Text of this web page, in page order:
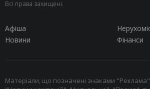
Всі права захищені.
Афіша
Новини
Фінанси
Матеріали, що позначені знаками